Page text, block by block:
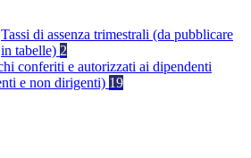
Tassi di assenza trimestrali (da pubblicare
in tabelle) 2
conferiti e autorizzati ai dipendenti
e non dirigenti) 19